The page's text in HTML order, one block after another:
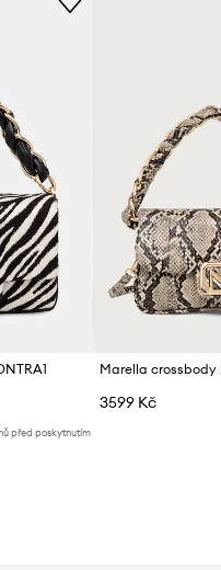
před poskytnutím
3599 Kč